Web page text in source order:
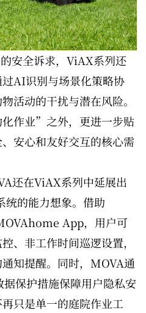
安全诉求，ViAX系列还
AI识别与场景化策略协
活动的干扰与潜在风险。
作业”之外，更进一步贴
安心和友好交互的核心需
还在ViAX系列中延展出
的能力想象。借助
App，用户可
、非工作时间巡逻设置，
知提醒。同时，MOVA通
保护措施保障用户隐私安
只是单一的庭院作业工